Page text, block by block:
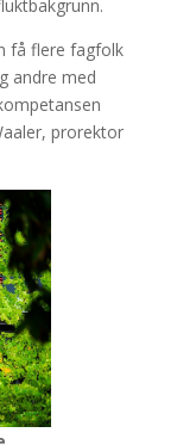
få flere fagfolk
andre med
prorektor